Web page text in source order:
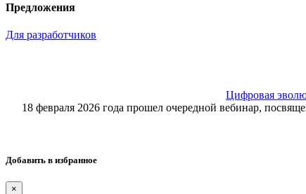
Предложения
Для разработчиков
Цифровая
18 февраля 2026 года прошел очередной вебинар,
Добавить в избранное
×